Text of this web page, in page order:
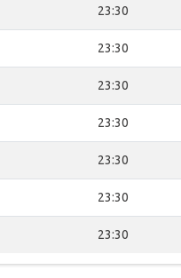
23:30
23:30
23:30
23:30
23:30
23:30
23:30